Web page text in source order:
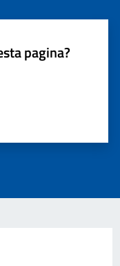
pagina?